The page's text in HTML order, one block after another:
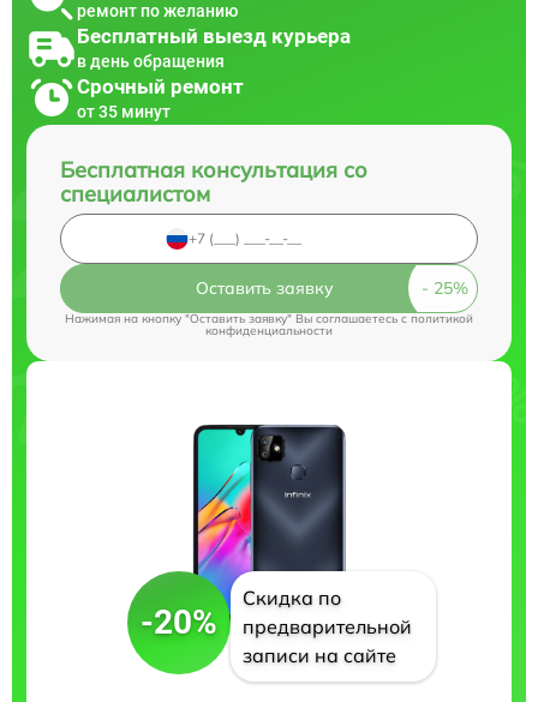
ремонт по желанию
Бесплатный выезд курьера
в день обращения
Срочный ремонт
от 35 минут
Бесплатная консультация со
специалистом
Оставить заявку
Нажимая на кнопку "Оставить заявку" Вы соглашаетесь cполитикой
конфиденциальности
-20%
Скидка по
предварительной
записи на сайте